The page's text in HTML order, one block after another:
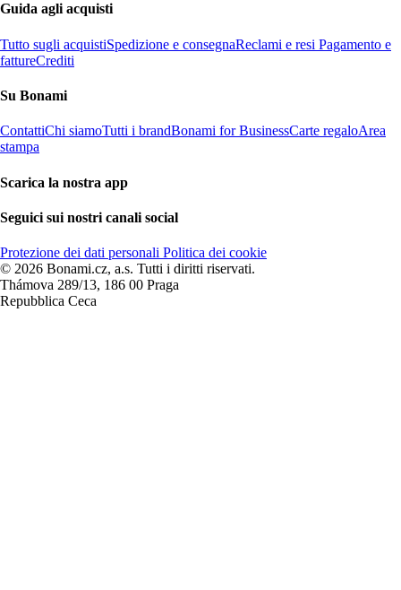
Guida agli acquisti
Tutto sugli acquistiSpedizione e consegnaReclami e resi Pagamento e
fattureCrediti
Su Bonami
ContattiChi siamoTutti i brandBonami for BusinessCarte regaloArea
stampa
Scarica la nostra app
Seguici sui nostri canali social
Protezione dei dati personali Politica dei cookie
© 2026 Bonami.cz, a.s. Tutti i diritti riservati.
Thámova 289/13, 186 00 Praga
Repubblica Ceca